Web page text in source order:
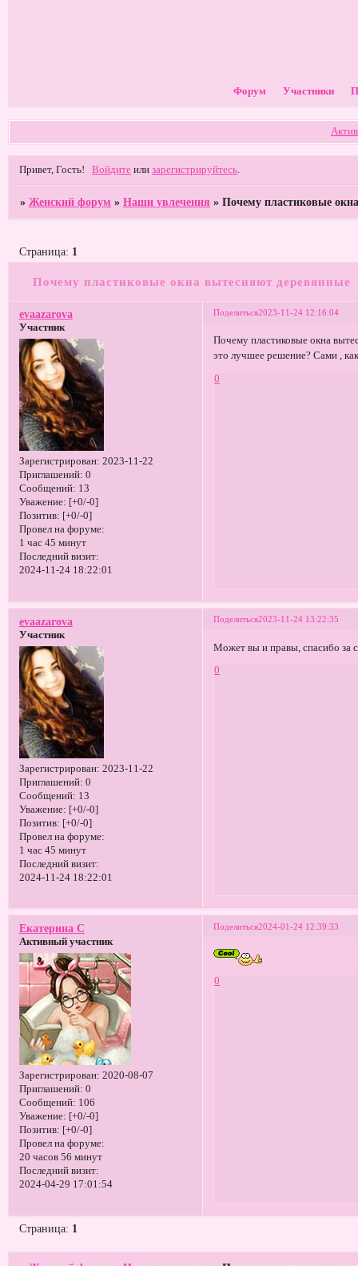
Форум Участники
Привет, Гость! Войдите илизарегистрируйтесь
»Женский форум »Наши увлечения »Почему пластиковые
Почему пластиковые окна вытесняют деревянные
Страница: 1
Поделиться2023-11-24 12:16:04
evaazarova
Участник
Зарегистрирован: 2023-11-22
Приглашений: 0
Сообщений: 13
Уважение: [+0/-0]
Позитив: [+0/-0]
Провел на форуме:
1 час 45 минут
Последний визит:
2024-11-24 18:22:01
Почему пластиковые окна
это лучшее решение? Сами ,
0
Поделиться2023-11-24 13:22:35
evaazarova
Участник
Зарегистрирован: 2023-11-22
Приглашений: 0
Сообщений: 13
Уважение: [+0/-0]
Позитив: [+0/-0]
Провел на форуме:
1 час 45 минут
Последний визит:
2024-11-24 18:22:01
Может вы и правы, спасибо за
0
Поделиться2024-01-24 12:39:33
Екатерина С
Активный участник
Зарегистрирован: 2020-08-07
Приглашений: 0
Сообщений: 106
Уважение: [+0/-0]
Позитив: [+0/-0]
Провел на форуме:
20 часов 56 минут
Последний визит:
2024-04-29 17:01:54
0
Страница: 1